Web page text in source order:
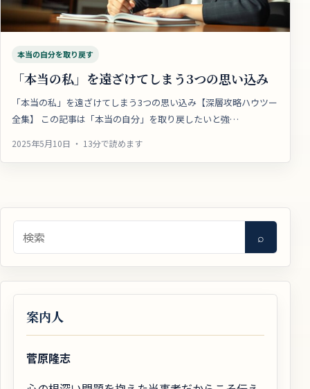
本当の自分を取り戻す
「本当の私」を遠ざけてしまう3つの思い込み
「本当の私」を遠ざけてしまう3つの思い込み【深層攻略ハウツー
全集】 この記事は「本当の自分」を取り戻したいと強…
2025年5月10日 ・ 13分で読めます
検索 ⌕
案内人
菅原隆志